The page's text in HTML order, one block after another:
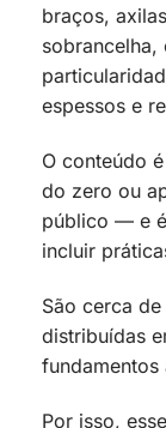
braços,
sobrancelha,
espessos e
O conteúdo
do zero ou
público — e
incluir
São cerca
distribuídas
Por isso,